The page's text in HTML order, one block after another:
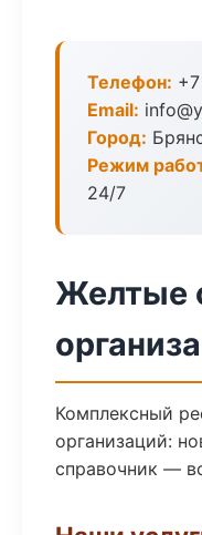
Телефон:
Email:
Город:
Режим
24/7
Желтые
Комплексный
организаций:
справочник —